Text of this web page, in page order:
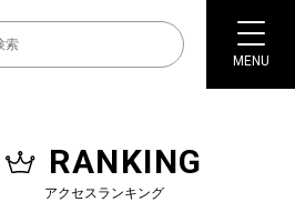
MENU
RANKING
アクセスランキング